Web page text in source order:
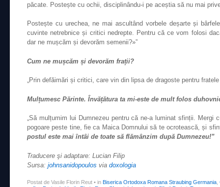
păcate. Postește cu ochii, disciplinându-i pe aceștia să nu mai
Postește cu urechea, ne mai ascultând vorbele deșarte și
cuvinte netrebnice și critici nedrepte. Pentru că ce vom folosi
dar ne mușcăm și devorăm semenii?»”
Cum ne mușcăm și devorăm frații?
„Prin defăimări și critici, care vin din lipsa de dragoste pentru fratele
Mulțumesc Părinte. Învățătura ta mi-este de mult folos
„Să mulțumim lui Dumnezeu pentru că ne-a luminat sfinții. Mergi
pogoare peste tine, fie ca Maica Domnului să te ocrotească, și
postul este mai întâi de toate să flămânzim după Dumnezeu!”
Traducere şi adaptare: Lucian Filip
Sursa: johnsanidopoulos via doxologia
Postat de Vasile Florin Reut • in Biserica Ortodoxa Romana Straubing Germania